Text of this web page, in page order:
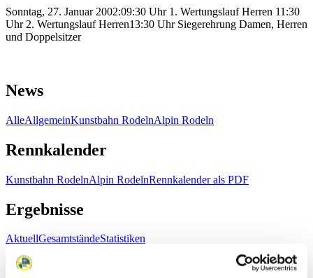
Sonntag, 27. Januar 2002:09:30 Uhr 1. Wertungslauf Herren 11:30
Uhr 2. Wertungslauf Herren13:30 Uhr Siegerehrung Damen, Herren
und Doppelsitzer
News
AlleAllgemeinKunstbahn RodelnAlpin Rodeln
Rennkalender
Kunstbahn RodelnAlpin RodelnRennkalender als PDF
Ergebnisse
AktuellGesamtständeStatistiken